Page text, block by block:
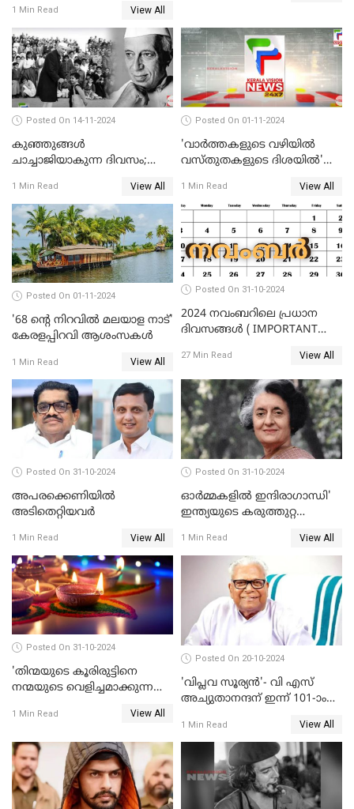
ഒടുക്കം താലികെട്ടിനും അതേ
ബസില്‍ യാത്ര
1 Min Read View All
Posted On 14-11-2024
കുഞ്ഞുങ്ങള്‍
ചാച്ചാജിയാകുന്ന ദിവസം;
1 Min Read View All
Posted On 01-11-2024
'വാർത്തകളുടെ വഴിയിൽ
വസ്തുതകളുടെ ദിശയിൽ'
വയസ്സ്
1 Min Read View All
Posted On 01-11-2024
'68 ന്റെ നിറവിൽ മലയാള നാട്'
കേരളപ്പിറവി ആശംസകൾ
1 Min Read View All
Posted On 31-10-2024
2024 നവംബറിലെ പ്രധാന
ദിവസങ്ങൾ ( IMPORTANT
27 Min Read View All
Posted On 31-10-2024
അപരക്കെണിയിൽ
അടിതെറ്റിയവർ
1 Min Read View All
Posted On 31-10-2024
ഓര്‍മ്മകളില്‍ ഇന്ദിരാഗാന്ധി'
ഇന്ത്യയുടെ കരുത്തുറ്റ
രക്തസാക്ഷിത്വത്തിന് 40
വർഷങ്ങൾ
1 Min Read View All
Posted On 31-10-2024
'തിന്മയുടെ കൂരിരുട്ടിനെ
നന്മയുടെ വെളിച്ചമാക്കുന്ന
ആശംസകൾ
1 Min Read View All
Posted On 20-10-2024
'വിപ്ലവ സൂര്യന്‍'- വി എസ്
അച്യുതാനന്ദന് ഇന്ന് 101-ാം
1 Min Read View All